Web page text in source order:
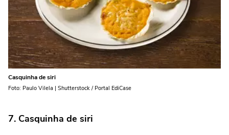
Casquinha de siri
Foto: Paulo Vilela | Shutterstock / Portal EdiCase
7. Casquinha de siri